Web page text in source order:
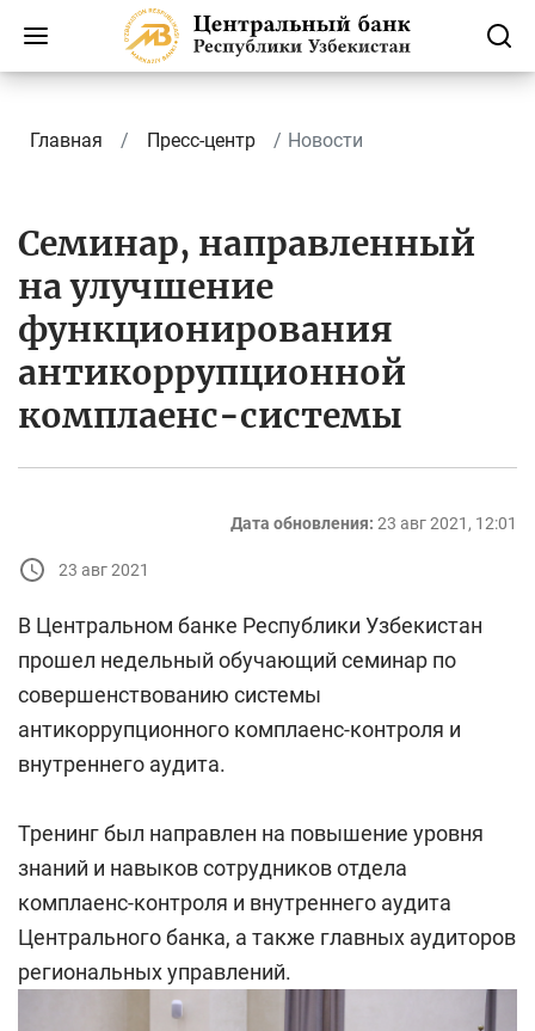
Главная Пресс-центр Новости
Семинар, направленный
на улучшение
функционирования
антикоррупционной
комплаенс-системы
Дата обновления: 23 авг 2021, 12:01
23 авг 2021
В Центральном банке Республики Узбекистан
прошел недельный обучающий семинар по
совершенствованию системы
антикоррупционного комплаенс-контроля и
внутреннего аудита.
Тренинг был направлен на повышение уровня
знаний и навыков сотрудников отдела
комплаенс-контроля и внутреннего аудита
Центрального банка, а также главных аудиторов
региональных управлений.